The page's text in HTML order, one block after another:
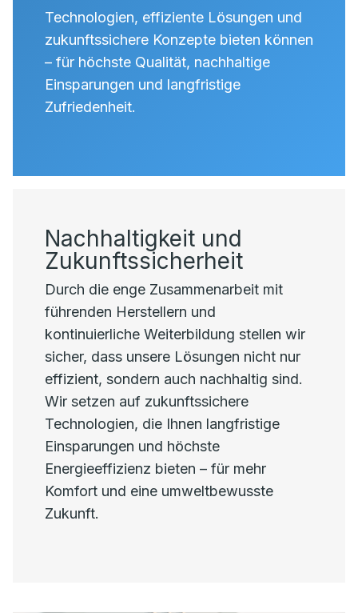
Technologien, effiziente Lösungen und
zukunftssichere Konzepte bieten können
– für höchste Qualität, nachhaltige
Einsparungen und langfristige
Zufriedenheit.
Nachhaltigkeit und
Zukunftssicherheit
Durch die enge Zusammenarbeit mit
führenden Herstellern und
kontinuierliche Weiterbildung stellen wir
sicher, dass unsere Lösungen nicht nur
effizient, sondern auch nachhaltig sind.
Wir setzen auf zukunftssichere
Technologien, die Ihnen langfristige
Einsparungen und höchste
Energieeffizienz bieten – für mehr
Komfort und eine umweltbewusste
Zukunft.